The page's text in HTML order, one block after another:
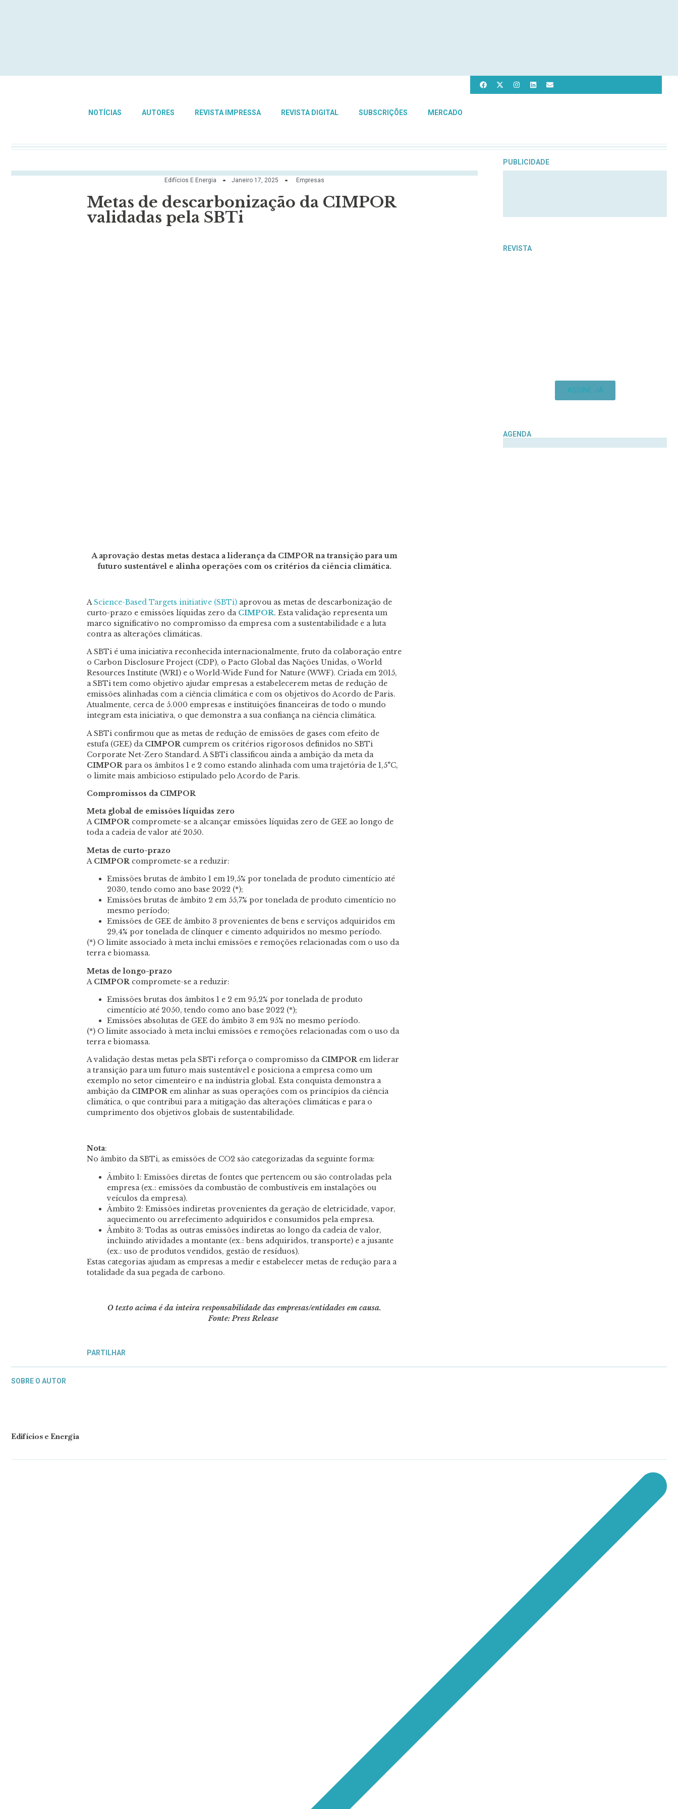
NOTÍCIAS AUTORES REVISTA IMPRESSA REVISTA DIGITAL SUBSCRIÇÕES MERCADO
Edifícios E Energia Janeiro 17, 2025 Empresas
Metas de descarbonização da CIMPOR
validadas pela SBTi
A aprovação destas metas destaca a liderança da CIMPOR na transição para um
futuro sustentável e alinha operações com os critérios da ciência climática.
AScience-Based Targets initiative (SBTi) aprovou as metas de descarbonização de
curto-prazo e emissões líquidas zero da CIMPOR. Esta validação representa um
marco significativo no compromisso da empresa com a sustentabilidade e a luta
contra as alterações climáticas.
A SBTi é uma iniciativa reconhecida internacionalmente, fruto da colaboração entre
o Carbon Disclosure Project (CDP), o Pacto Global das Nações Unidas, o World
Resources Institute (WRI) e o World-Wide Fund for Nature (WWF). Criada em 2015,
a SBTi tem como objetivo ajudar empresas a estabelecerem metas de redução de
emissões alinhadas com a ciência climática e com os objetivos do Acordo de Paris.
Atualmente, cerca de 5.000 empresas e instituições financeiras de todo o mundo
integram esta iniciativa, o que demonstra a sua confiança na ciência climática.
A SBTi confirmou que as metas de redução de emissões de gases com efeito de
estufa (GEE) da CIMPORcumprem os critérios rigorosos definidos no SBTi
Corporate Net-Zero Standard. A SBTi classificou ainda a ambição da meta da
CIMPORpara os âmbitos 1 e 2 como estando alinhada com uma trajetória de 1,5°C,
o limite mais ambicioso estipulado pelo Acordo de Paris.
Compromissos da CIMPOR
Meta global de emissões líquidas zero
A CIMPORcompromete-se a alcançar emissões líquidas zero de GEE ao longo de
toda a cadeia de valor até 2050.
Metas de curto-prazo
A CIMPORcompromete-se a reduzir:
Emissões brutas de âmbito 1 em 19,5% por tonelada de produto cimentício até
2030, tendo como ano base 2022 (*);
Emissões brutas de âmbito 2 em 55,7% por tonelada de produto cimentício no
mesmo período;
Emissões de GEE de âmbito 3 provenientes de bens e serviços adquiridos em
29,4% por tonelada de clínquer e cimento adquiridos no mesmo período.
(*) O limite associado à meta inclui emissões e remoções relacionadas com o uso da
terra e biomassa.
Metas de longo-prazo
A CIMPORcompromete-se a reduzir:
Emissões brutas dos âmbitos 1 e 2 em 95,2% por tonelada de produto
cimentício até 2050, tendo como ano base 2022 (*);
Emissões absolutas de GEE do âmbito 3 em 95% no mesmo período.
(*) O limite associado à meta inclui emissões e remoções relacionadas com o uso da
terra e biomassa.
A validação destas metas pela SBTi reforça o compromisso da CIMPORem liderar
a transição para um futuro mais sustentável e posiciona a empresa como um
exemplo no setor cimenteiro e na indústria global. Esta conquista demonstra a
ambição da CIMPORem alinhar as suas operações com os princípios da ciência
climática, o que contribui para a mitigação das alterações climáticas e para o
cumprimento dos objetivos globais de sustentabilidade.
Nota:
No âmbito da SBTi, as emissões de CO2 são categorizadas da seguinte forma:
Âmbito 1: Emissões diretas de fontes que pertencem ou são controladas pela
empresa (ex.: emissões da combustão de combustíveis em instalações ou
veículos da empresa).
Âmbito 2: Emissões indiretas provenientes da geração de eletricidade, vapor,
aquecimento ou arrefecimento adquiridos e consumidos pela empresa.
Âmbito 3: Todas as outras emissões indiretas ao longo da cadeia de valor,
incluindo atividades a montante (ex.: bens adquiridos, transporte) e a jusante
(ex.: uso de produtos vendidos, gestão de resíduos).
Estas categorias ajudam as empresas a medir e estabelecer metas de redução para a
totalidade da sua pegada de carbono.
O texto acima é da inteira responsabilidade das empresas/entidades em causa.
Fonte: Press Release
PARTILHAR
PUBLICIDADE
REVISTA
ASSINE JÁ
AGENDA
SOBRE O AUTOR
Edifícios e Energia